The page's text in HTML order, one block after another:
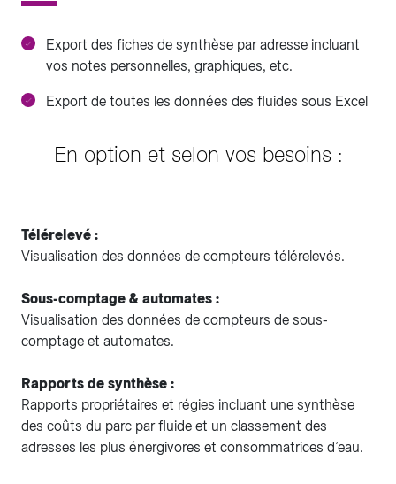
Export des fiches de synthèse par adresse incluant
vos notes personnelles, graphiques, etc.
Export de toutes les données des fluides sous Excel
En option et selon vos besoins :
Télérelevé :
Visualisation des données de compteurs télérelevés.
Sous-comptage & automates :
Visualisation des données de compteurs de sous-
comptage et automates.
Rapports de synthèse :
Rapports propriétaires et régies incluant une synthèse
des coûts du parc par fluide et un classement des
adresses les plus énergivores et consommatrices d’eau.